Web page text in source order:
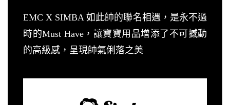
EMC X SIMBA 如此帥的聯名相遇，是永不過
時的Must Have，讓寶寶用品增添了不可撼動
的高級感，呈現帥氣俐落之美